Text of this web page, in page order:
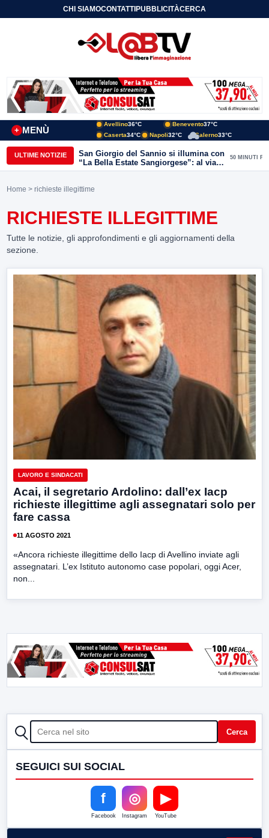
CHI SIAMOCONTATTIPUBBLICITÀCERCA
MENÙ
+
Avellino36°C Benevento37°C
Caserta34°C Napoli32°C Salerno33°C
ULTIME NOTIZIE
San Giorgio del Sannio si illumina con
“La Bella Estate Sangiorgese”: al via la
III edizione tra cultura, musica e grandi
50 MINUTI FA
Home > richieste illegittime
RICHIESTE ILLEGITTIME
Tutte le notizie, gli approfondimenti e gli aggiornamenti della
sezione.
LAVORO E SINDACATI
Acai, il segretario Ardolino: dall’ex Iacp
richieste illegittime agli assegnatari solo per
fare cassa
11 AGOSTO 2021
«Ancora richieste illegittime dello Iacp di Avellino inviate agli
assegnatari. L’ex Istituto autonomo case popolari, oggi Acer,
non...
CERCA Cerca
SEGUICI SUI SOCIAL
f
Facebook
◎
Instagram
▶
YouTube